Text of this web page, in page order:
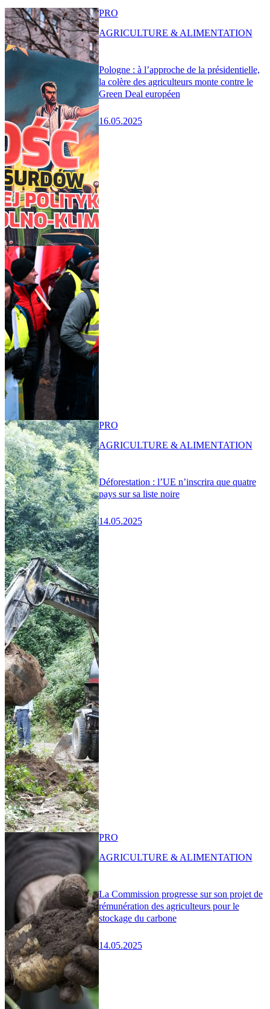
Pologne : à l’approche de la présidentielle,
la colère des agriculteurs monte contre le
Green Deal européen
16.05.2025
PRO
AGRICULTURE & ALIMENTATION
Déforestation : l’UE n’inscrira que quatre
pays sur sa liste noire
14.05.2025
PRO
AGRICULTURE & ALIMENTATION
La Commission progresse sur son projet de
rémunération des agriculteurs pour le
stockage du carbone
14.05.2025
PRO
AGRICULTURE & ALIMENTATION